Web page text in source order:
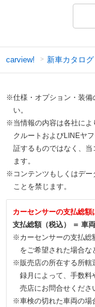
carview! 新車カタログ
※仕様・オプション・装備
い。
※当情報の内容は各社によ
クルートおよびLINEヤ
証するものではなく、
ます。
※コンテンツもしくはデー
ことを禁じます。
カーセンサーの支払総
支払総額（税込） ＝ 車
※カーセンサーの支払総
をご希望された場合
※販売店の所在する所轄
録月によって、手数料
売店にお問合せくださ
※車検の切れた車両の場